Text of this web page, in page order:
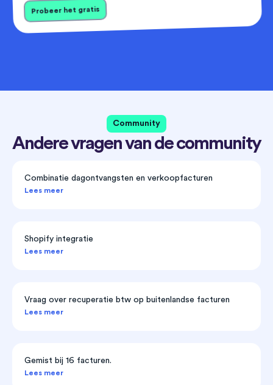
Probeer het gratis
Community
Andere vragen van de community
Combinatie dagontvangsten en verkoopfacturen
Lees meer
Shopify integratie
Lees meer
Vraag over recuperatie btw op buitenlandse facturen
Lees meer
Gemist bij 16 facturen.
Lees meer